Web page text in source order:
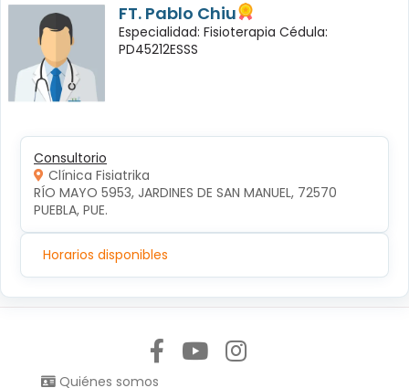
FT. Pablo Chiu
Especialidad: Fisioterapia Cédula:
PD45212ESSS
Consultorio
Clínica Fisiatrika
RÍO MAYO 5953, JARDINES DE SAN MANUEL, 72570
PUEBLA, PUE.
Horarios disponibles
Quiénes somos